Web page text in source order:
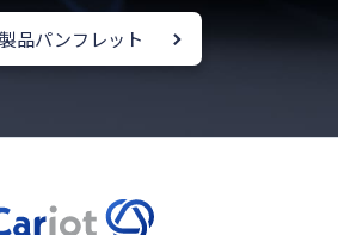
製品パンフレット